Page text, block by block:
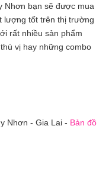
Nhơn bạn sẽ được mua
lượng tốt trên thị trường
rất nhiều sản phẩm
vị hay những combo
Nhơn - Gia Lai - Bản đồ